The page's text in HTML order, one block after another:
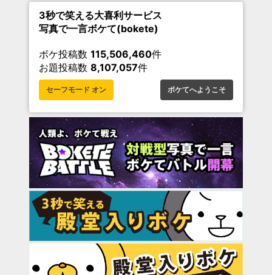
3秒で笑える大喜利サービス
写真で一言ボケて(bokete)
ボケ投稿数 115,506,460件
お題投稿数 8,107,057件
セーフモード オン ボケてへようこそ